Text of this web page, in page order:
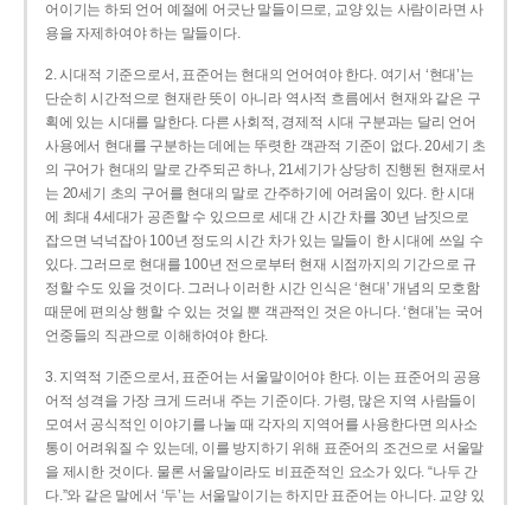
어이기는 하되 언어 예절에 어긋난 말들이므로, 교양 있는 사람이라면 사
용을 자제하여야 하는 말들이다.
2. 시대적 기준으로서, 표준어는 현대의 언어여야 한다. 여기서 ‘현대’는
단순히 시간적으로 현재란 뜻이 아니라 역사적 흐름에서 현재와 같은 구
획에 있는 시대를 말한다. 다른 사회적, 경제적 시대 구분과는 달리 언어
사용에서 현대를 구분하는 데에는 뚜렷한 객관적 기준이 없다. 20세기 초
의 구어가 현대의 말로 간주되곤 하나, 21세기가 상당히 진행된 현재로서
는 20세기 초의 구어를 현대의 말로 간주하기에 어려움이 있다. 한 시대
에 최대 4세대가 공존할 수 있으므로 세대 간 시간 차를 30년 남짓으로
잡으면 넉넉잡아 100년 정도의 시간 차가 있는 말들이 한 시대에 쓰일 수
있다. 그러므로 현대를 100년 전으로부터 현재 시점까지의 기간으로 규
정할 수도 있을 것이다. 그러나 이러한 시간 인식은 ‘현대’ 개념의 모호함
때문에 편의상 행할 수 있는 것일 뿐 객관적인 것은 아니다. ‘현대’는 국어
언중들의 직관으로 이해하여야 한다.
3. 지역적 기준으로서, 표준어는 서울말이어야 한다. 이는 표준어의 공용
어적 성격을 가장 크게 드러내 주는 기준이다. 가령, 많은 지역 사람들이
모여서 공식적인 이야기를 나눌 때 각자의 지역어를 사용한다면 의사소
통이 어려워질 수 있는데, 이를 방지하기 위해 표준어의 조건으로 서울말
을 제시한 것이다. 물론 서울말이라도 비표준적인 요소가 있다. “나두 간
다.”와 같은 말에서 ‘두’는 서울말이기는 하지만 표준어는 아니다. 교양 있